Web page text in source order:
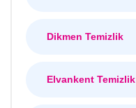
Dikmen Temizlik
Elvankent Temizlik